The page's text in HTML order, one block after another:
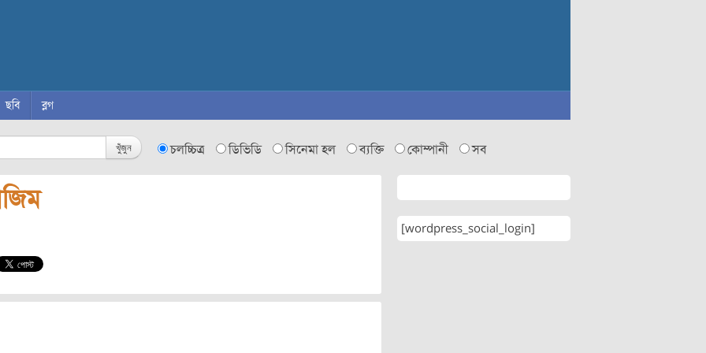
ছবি ব্লগ
খুঁজুন চলচ্চিত্র ডিভিডি সিনেমা হল ব্যক্তি কোম্পানী সব
[wordpress_social_login]